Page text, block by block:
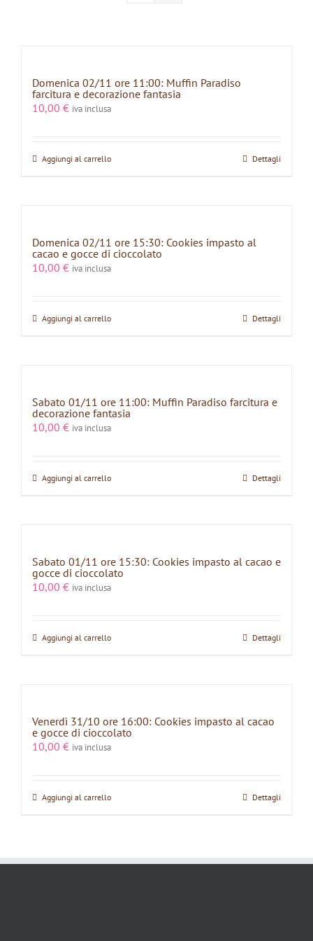
Domenica 02/11 ore 11:00: Muffin Paradiso
farcitura e decorazione fantasia
10,00 € iva inclusa
Aggiungi al carrello Dettagli
Domenica 02/11 ore 15:30: Cookies impasto al
cacao e gocce di cioccolato
10,00 € iva inclusa
Aggiungi al carrello Dettagli
Sabato 01/11 ore 11:00: Muffin Paradiso farcitura e
decorazione fantasia
10,00 € iva inclusa
Aggiungi al carrello Dettagli
Sabato 01/11 ore 15:30: Cookies impasto al cacao e
gocce di cioccolato
10,00 € iva inclusa
Aggiungi al carrello Dettagli
Venerdì 31/10 ore 16:00: Cookies impasto al cacao
e gocce di cioccolato
10,00 € iva inclusa
Aggiungi al carrello Dettagli